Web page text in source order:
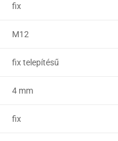
fix
M12
fix telepítésű
4 mm
fix